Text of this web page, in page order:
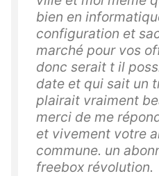
bien en
configuration et
marché pour vos
donc serait t il
date et qui sait un
plairait vraiment
merci de me
et vivement votre
commune. un
freebox révolution.